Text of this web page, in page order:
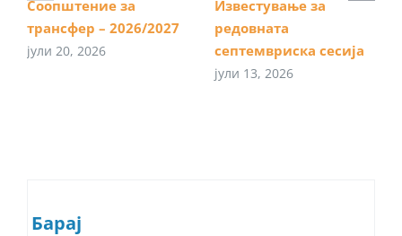
Соопштение за
трансфер – 2026/2027
јули 20, 2026
Известување за
редовната
септемвриска сесија
јули 13, 2026
Барај